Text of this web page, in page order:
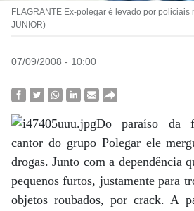
FLAGRANTE Ex-polegar é levado por policiais
JUNIOR)
07/09/2008 - 10:00
Do paraíso da
cantor do grupo Polegar ele
drogas. Junto com a dependência
pequenos furtos, justamente para
objetos roubados, por crack. A